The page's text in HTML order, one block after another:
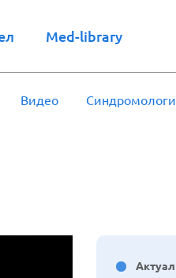
Med-library
Видео